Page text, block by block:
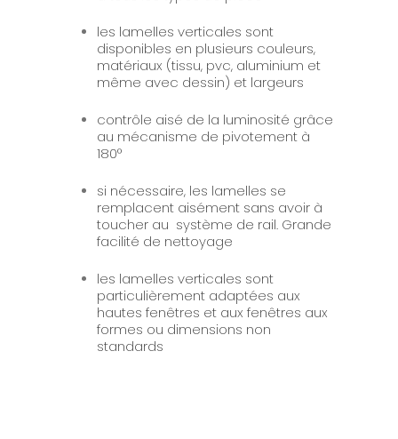
les lamelles verticales sont
disponibles en plusieurs couleurs,
matériaux (tissu, pvc, aluminium et
même avec dessin) et largeurs
contrôle aisé de la luminosité grâce
au mécanisme de pivotement à
180°
si nécessaire, les lamelles se
remplacent aisément sans avoir à
toucher au système de rail. Grande
facilité de nettoyage
les lamelles verticales sont
particulièrement adaptées aux
hautes fenêtres et aux fenêtres aux
formes ou dimensions non
standards